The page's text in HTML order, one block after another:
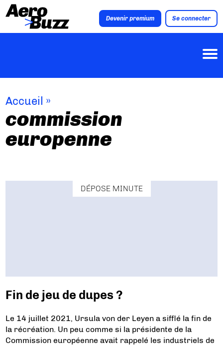
Devenir premium Se connecter
Accueil »
commission
europenne
DÉPOSE MINUTE
Fin de jeu de dupes ?
Le 14 juillet 2021, Ursula von der Leyen a sifflé la fin de
la récréation. Un peu comme si la présidente de la
Commission européenne avait rappelé les industriels de